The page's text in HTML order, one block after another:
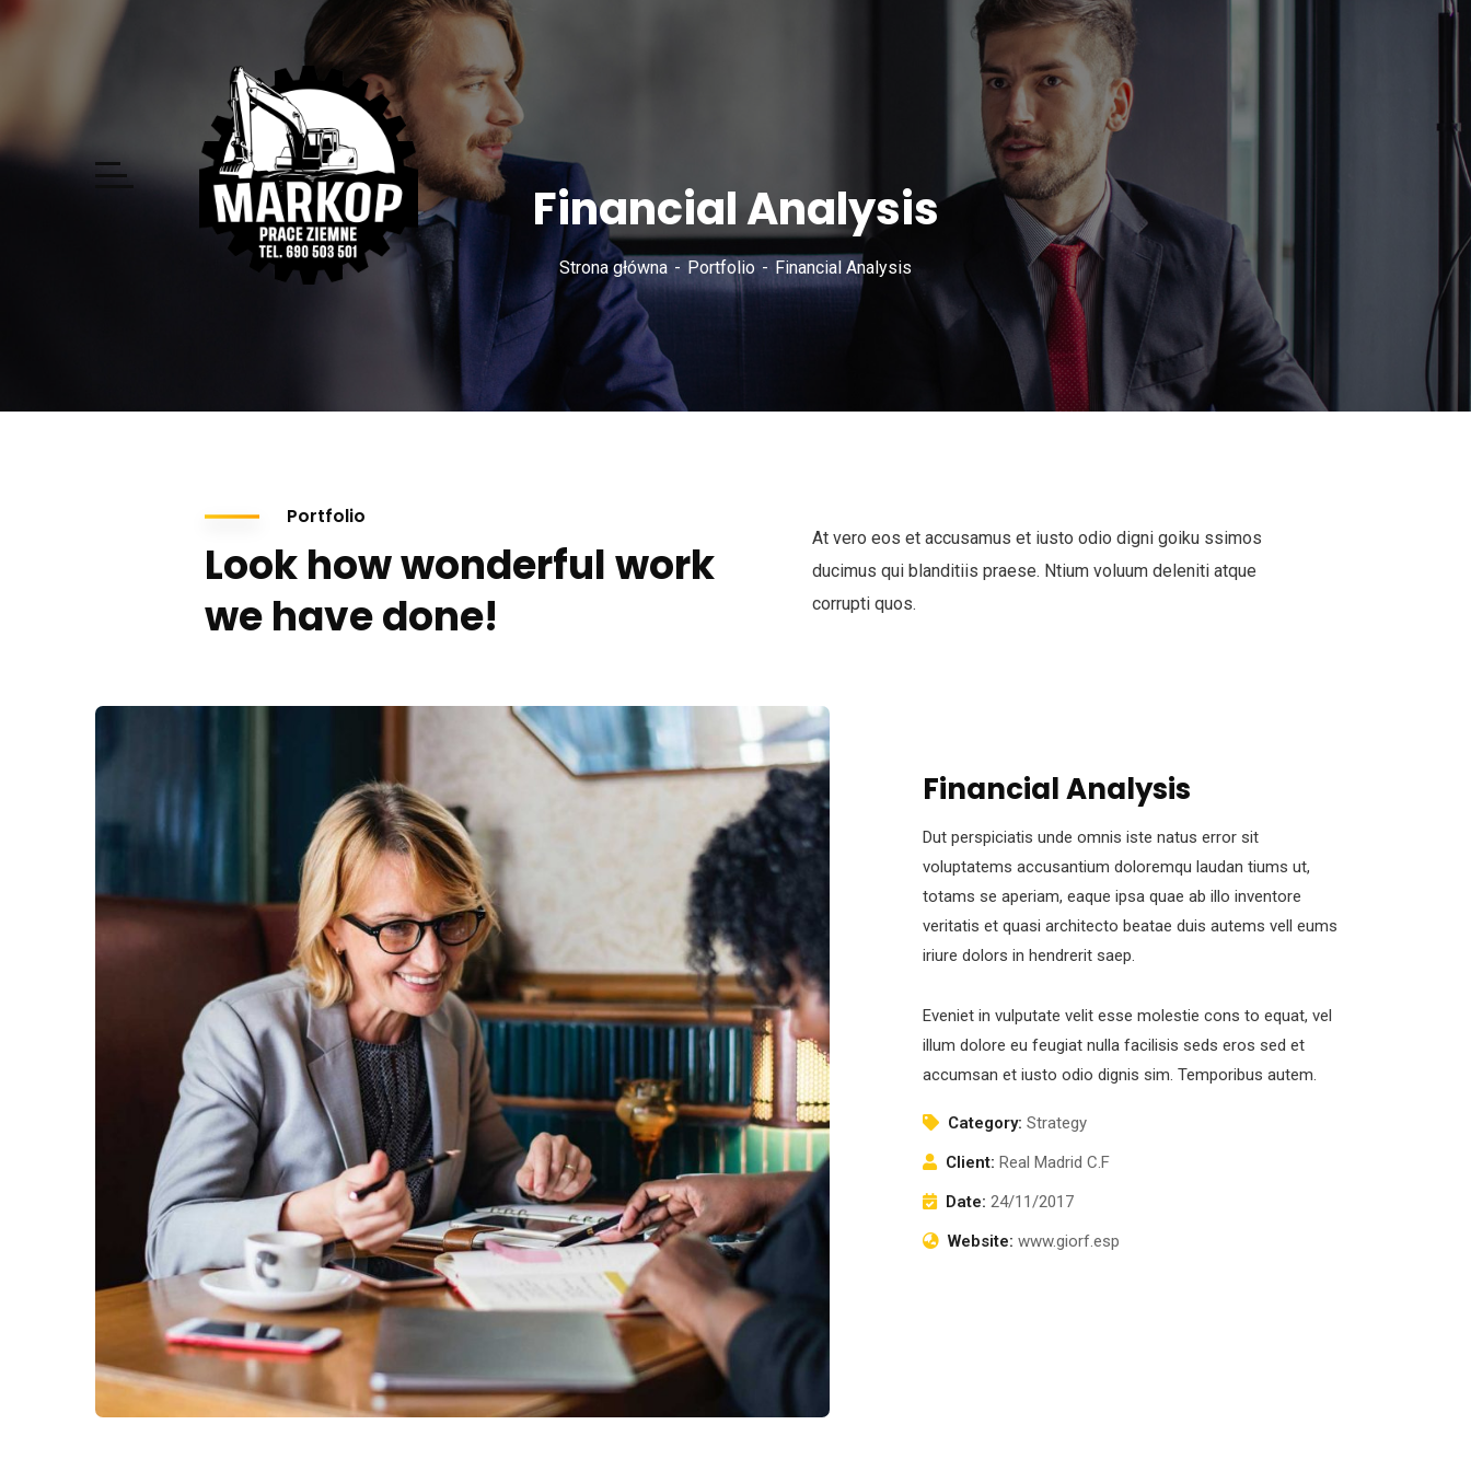
Financial Analysis
Strona główna Portfolio Financial Analysis
Portfolio
Look how wonderful work
we have done!
At vero eos et accusamus et iusto odio digni goiku ssimos
ducimus qui blanditiis praese. Ntium voluum deleniti atque
corrupti quos.
Financial Analysis
Dut perspiciatis unde omnis iste natus error sit
voluptatems accusantium doloremqu laudan tiums ut,
totams se aperiam, eaque ipsa quae ab illo inventore
veritatis et quasi architecto beatae duis autems vell eums
iriure dolors in hendrerit saep.
Eveniet in vulputate velit esse molestie cons to equat, vel
illum dolore eu feugiat nulla facilisis seds eros sed et
accumsan et iusto odio dignis sim. Temporibus autem.
Category: Strategy
Client: Real Madrid C.F
Date: 24/11/2017
Website: www.giorf.esp